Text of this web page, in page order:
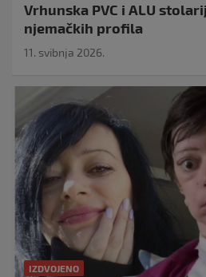
Vrhunska PVC i ALU
njemačkih profila
11. svibnja 2026.
IZDVOJENO